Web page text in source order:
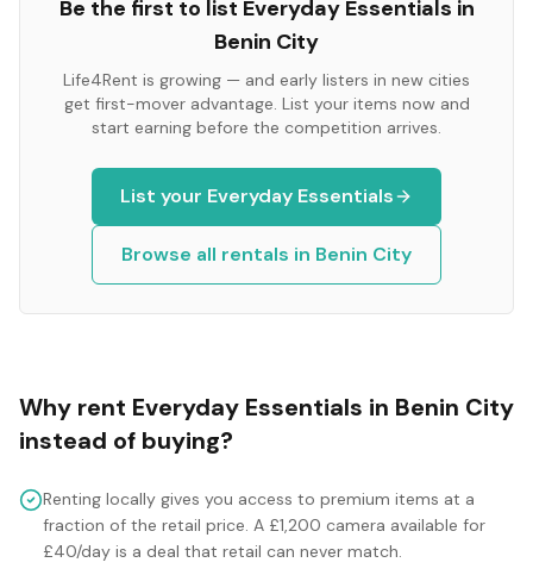
Be the first to list Everyday Essentials in
Benin City
Life4Rent is growing — and early listers in new cities
get first-mover advantage. List your items now and
start earning before the competition arrives.
List your Everyday Essentials
Browse all rentals in Benin City
Why rent Everyday Essentials in Benin City
instead of buying?
Renting locally gives you access to premium items at a
fraction of the retail price. A £1,200 camera available for
£40/day is a deal that retail can never match.